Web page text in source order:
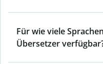
Für wie viele
Übersetzer